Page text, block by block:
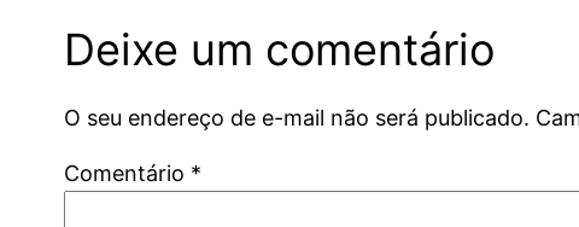
Deixe um comentário
O seu endereço de e-mail não será publicado.
Comentário *